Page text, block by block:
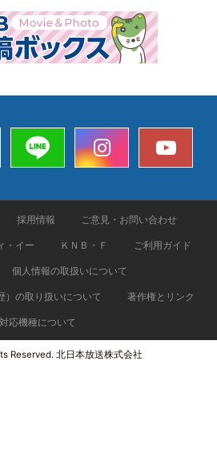
採用情報 ご意見・お問い合わせ
・イー ＫＮＢ・Ｆ ご利用ガイド
個人情報の取扱いについて
）の取り扱いについて 著作権とリンク
対応機種について
Reserved. 北日本放送株式会社